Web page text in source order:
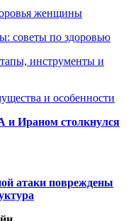
женщины
советы по здоровью
инструменты и
и особенности
и Ираном столкнулся
атаки повреждены